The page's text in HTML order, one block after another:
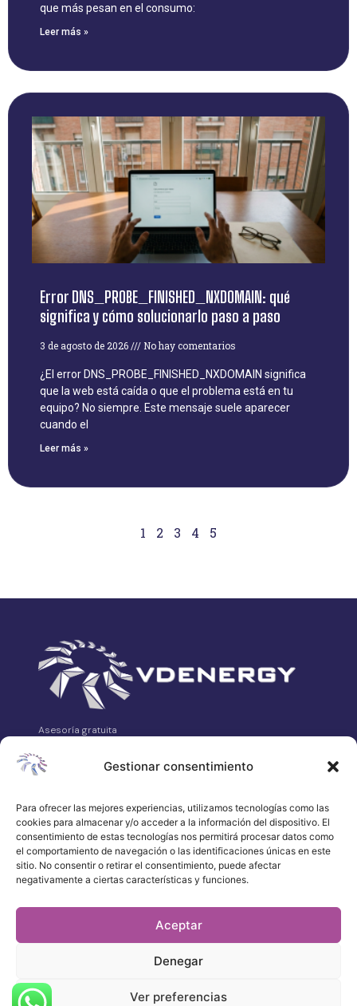
Gestionar consentimiento
Para ofrecer las mejores experiencias, utilizamos tecnologías como las
cookies para almacenar y/o acceder a la información del dispositivo. El
consentimiento de estas tecnologías nos permitirá procesar datos como
el comportamiento de navegación o las identificaciones únicas en este
sitio. No consentir o retirar el consentimiento, puede afectar
negativamente a ciertas características y funciones.
Aceptar
Denegar
Ver preferencias
que más pesan en el consumo:
Leer más »
Error DNS_PROBE_FINISHED_NXDOMAIN: qué
significa y cómo solucionarlo paso a paso
3 de agosto de 2026 No hay comentarios
¿El error DNS_PROBE_FINISHED_NXDOMAIN significa
que la web está caída o que el problema está en tu
equipo? No siempre. Este mensaje suele aparecer
cuando el
Leer más »
1 2 3 4 5
Asesoría gratuita
Analizamos, comparamos y gestionamos tus contratos de
658 315 539
·
WhatsApp
atencionalcliente@vdenergy.es
© 2026 VDEnergy. Todos los derechos
reservados.
Política de privacidad